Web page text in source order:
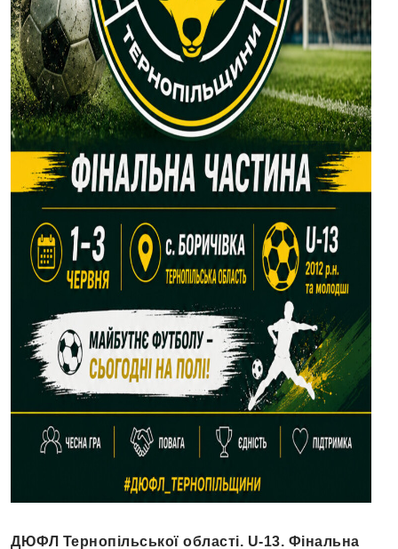
ДЮФЛ Тернопільської області. U-13. Фінальна